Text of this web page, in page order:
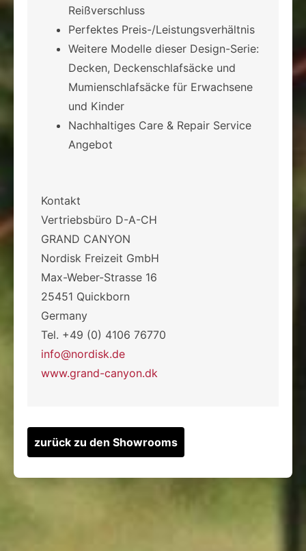
Reißverschluss
Perfektes Preis-/Leistungsverhältnis
Weitere Modelle dieser Design-Serie:
Decken, Deckenschlafsäcke und
Mumienschlafsäcke für Erwachsene
und Kinder
Nachhaltiges Care & Repair Service
Angebot
Kontakt
Vertriebsbüro D-A-CH
GRAND CANYON
Nordisk Freizeit GmbH
Max-Weber-Strasse 16
25451 Quickborn
Germany
Tel. +49 (0) 4106 76770
info@nordisk.de
www.grand-canyon.dk
zurück zu den Showrooms